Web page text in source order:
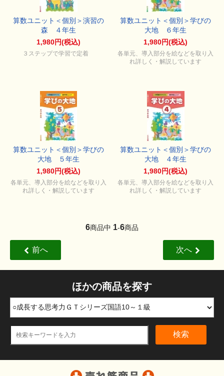
算数ユニット＜個別＞演習の
森 ４年生
1,980円(税込)
３ステップで学習で定着
算数ユニット＜個別＞学びの
大地 ６年生
1,980円(税込)
各単元、導入部分を絵などを取り入
れ詳しく・解説しています
算数ユニット＜個別＞学びの
大地 ５年生
1,980円(税込)
各単元、導入部分を絵などを取り入
れ詳しく・解説しています
算数ユニット＜個別＞学びの
大地 ４年生
1,980円(税込)
各単元、導入部分を絵などを取り入
れ詳しく・解説しています
6商品中 1-6商品
前へ 次へ
ほかの商品を探す
検索